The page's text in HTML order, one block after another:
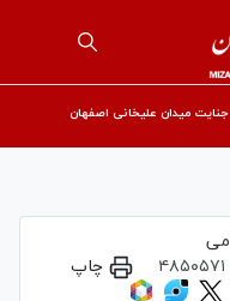
میدان علیخانی اصفهان
۴۸۵۰۵۷۱ چاپ